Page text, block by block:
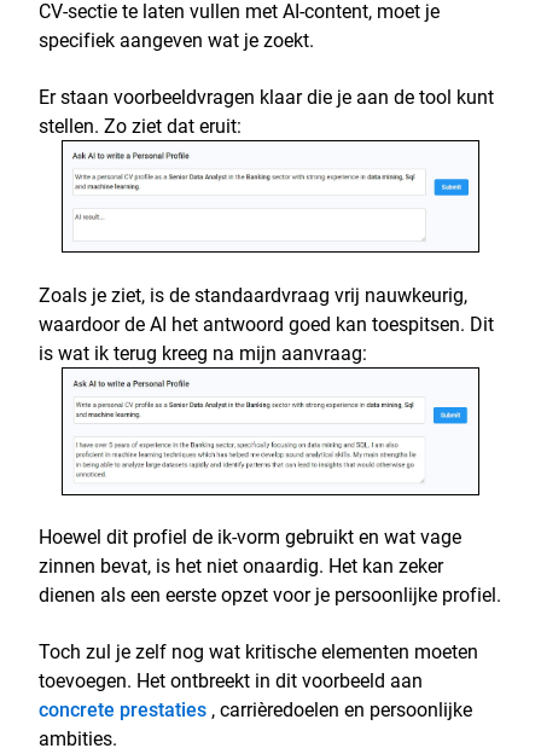
CV-sectie te laten vullen met AI-content, moet je
specifiek aangeven wat je zoekt.
Er staan voorbeeldvragen klaar die je aan de tool kunt
stellen. Zo ziet dat eruit:
Zoals je ziet, is de standaardvraag vrij nauwkeurig,
waardoor de AI het antwoord goed kan toespitsen. Dit
is wat ik terug kreeg na mijn aanvraag:
Hoewel dit profiel de ik-vorm gebruikt en wat vage
zinnen bevat, is het niet onaardig. Het kan zeker
dienen als een eerste opzet voor je persoonlijke profiel.
Toch zul je zelf nog wat kritische elementen moeten
toevoegen. Het ontbreekt in dit voorbeeld aan
concrete prestaties , carrièredoelen en persoonlijke
ambities.